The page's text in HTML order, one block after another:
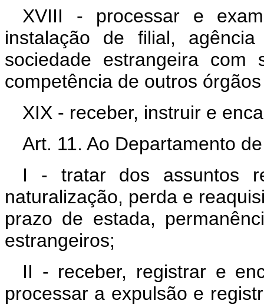
XVIII - processar e
instalação de filial,
sociedade estrangeira
competência de outros
XIX - receber, instruir e
Art. 11. Ao Departamento
I - tratar dos assuntos
naturalização, perda e
prazo de estada,
estrangeiros;
II - receber, registrar e
processar a expulsão e